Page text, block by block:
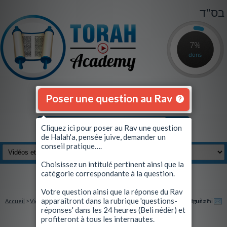
7%
dons
Se connecter|S'inscrire
בס"ד
Poser une question au Rav
Accueil >Vidéos et Quiz> Est ce obligé de reprendre le lecteur de la Méguila ?
Envoyez à un ami
Cliquez ici pour poser au Rav une question
de Halah'a, pensée juive, demander un
conseil pratique….
Choisissez un intitulé pertinent ainsi que la
catégorie correspondante à la question.
Votre question ainsi que la réponse du Rav
apparaîtront dans la rubrique 'questions-
réponses' dans les 24 heures (Beli nédèr) et
profiteront à tous les internautes.